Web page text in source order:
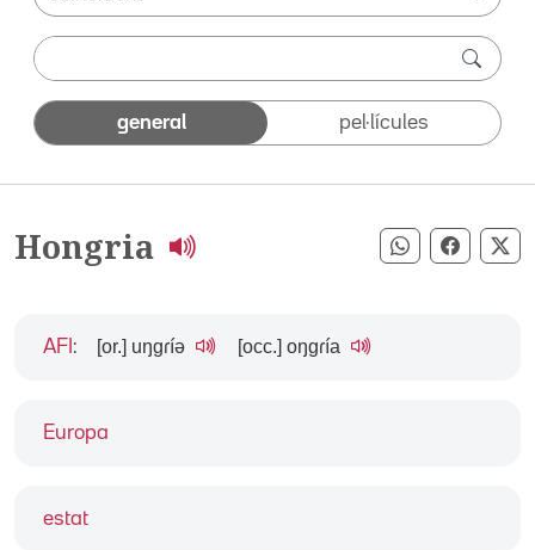
general pel·lícules
Hongria Compartir
Europa
estat
AFI : [or.] uŋgɾíə [occ.] oŋgɾía